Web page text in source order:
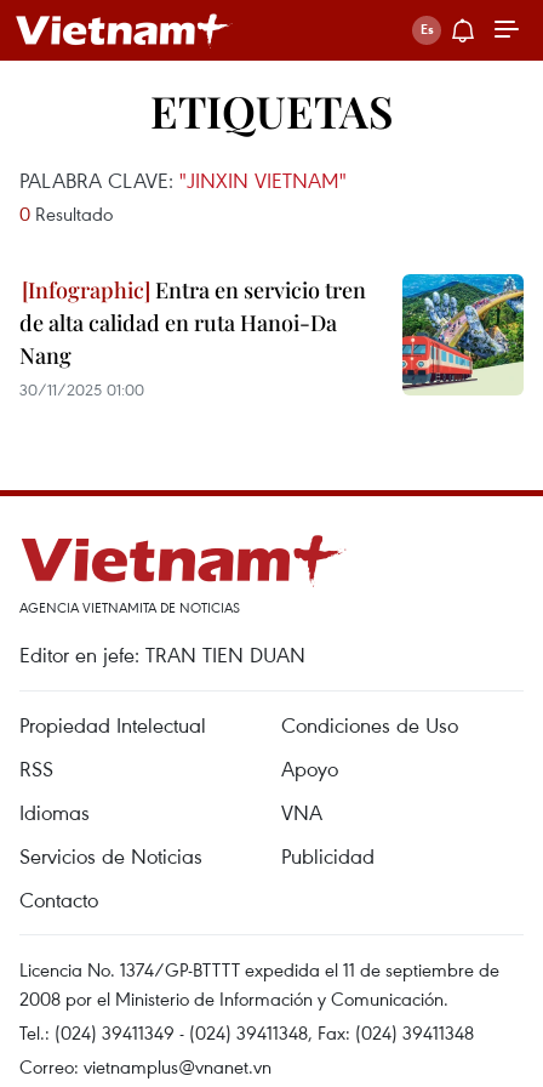
ETIQUETAS
PALABRA CLAVE: "JINXIN VIETNAM"
0 Resultado
Entra en servicio tren
de alta calidad en ruta Hanoi-Da
Nang
30/11/2025 01:00
AGENCIA VIETNAMITA DE NOTICIAS
Editor en jefe: TRAN TIEN DUAN
Propiedad Intelectual
Condiciones de Uso
RSS
Apoyo
Idiomas
VNA
Servicios de Noticias
Publicidad
Contacto
Licencia No. 1374/GP-BTTTT expedida el 11 de septiembre de
2008 por el Ministerio de Información y Comunicación.
Tel.: (024) 39411349 - (024) 39411348, Fax: (024) 39411348
Correo: vietnamplus@vnanet.vn